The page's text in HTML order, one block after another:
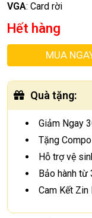
VGA: Card rời
Hết hàng
MUA
Quà tặng:
Giảm Ngay
Tặng
Hỗ trợ vệ
Bảo hành từ
Cam Kết Zin